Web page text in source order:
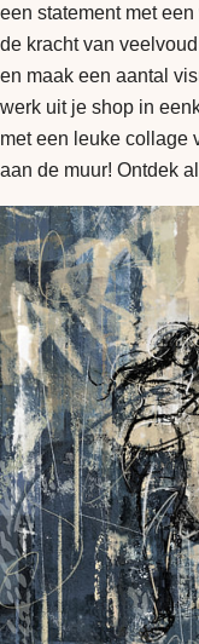
een statement met
de kracht van
en maak een aantal
werk uit je shop in
met een leuke collage
aan de muur! Ontdek al